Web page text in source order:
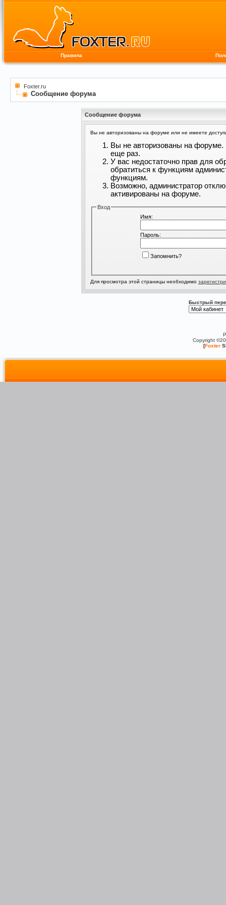
Правила
Foxter.ru
Сообщение форума
Сообщение форума
Вы не авторизованы на форуме или не имеете
Вы не авторизованы на форуме.
еще раз.
У вас недостаточно прав для
обратиться к функциям
функциям.
Возможно, администратор
активированы на форуме.
Вход
Имя:
Пароль:
Запомнить?
Для просмотра этой страницы необходимо
Быстрый
Copyright
[Foxter